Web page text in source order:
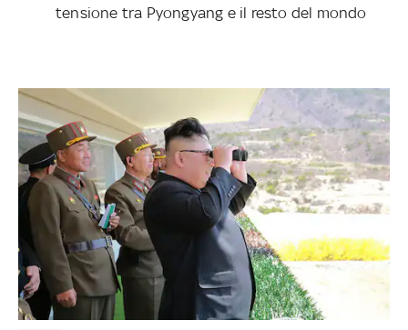
tensione tra Pyongyang e il resto del mondo